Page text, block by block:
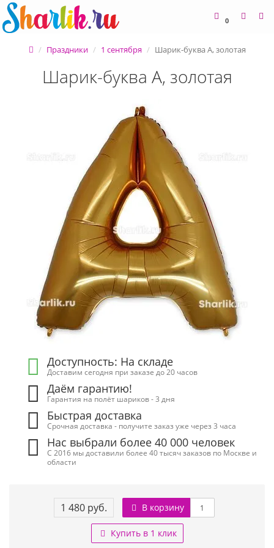
0
Праздники 1 сентября Шарик-буква А, золотая
Шарик-буква А, золотая
Доступность: На складе
Доставим сегодня при заказе до 20 часов
Даём гарантию!
Гарантия на полёт шариков - 3 дня
Быстрая доставка
Срочная доставка - получите заказ уже через 3 часа
Нас выбрали более 40 000 человек
С 2016 мы доставили более 40 тысяч заказов по Москве и
области
1 480 руб. В корзину
Купить в 1 клик